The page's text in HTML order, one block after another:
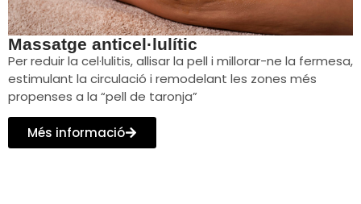
Massatge anticel·lulític
Per reduir la cel·lulitis, allisar la pell i millorar-ne la fermesa,
estimulant la circulació i remodelant les zones més
propenses a la “pell de taronja”
Més informació